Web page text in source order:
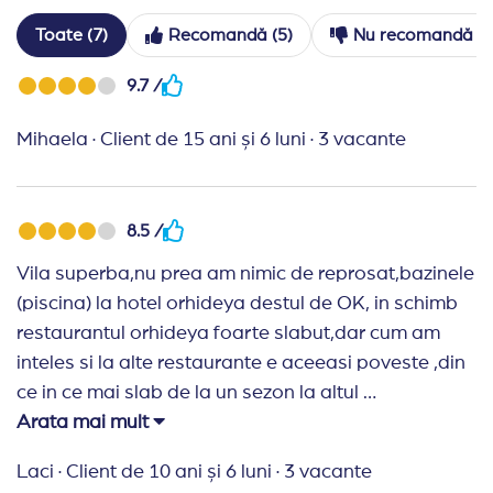
Hotelul accepta animalele de companie de
Fumatul este interzis in lobby, restaurante,
Check-in la ora 14:00, check-out pana la ora
Nu este permisa iesirea din restaurante cu
Toate (7) Recomandă (5) Nu recomandă
9.7 /
Mihaela · Client de 15 ani și 6 luni · 3 vacante
8.5 /
Vila superba,nu prea am nimic de reprosat,bazinele
(piscina) la hotel orhideya destul de OK, in schimb
restaurantul orhideya foarte slabut,dar cum am
inteles si la alte restaurante e aceeasi poveste ,din
ce in ce mai slab de la un sezon la altul
Recomand Travelplanner:
Arata mai mult
Laci · Client de 10 ani și 6 luni · 3 vacante